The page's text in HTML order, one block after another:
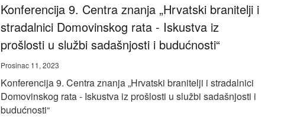
Konferencija 9. Centra znanja „Hrvatski branitelji i
stradalnici Domovinskog rata - Iskustva iz
prošlosti u službi sadašnjosti i budućnosti“
Prosinac 11, 2023
Konferencija 9. Centra znanja „Hrvatski branitelji i stradalnici
Domovinskog rata - Iskustva iz prošlosti u službi sadašnjosti i
budućnosti“